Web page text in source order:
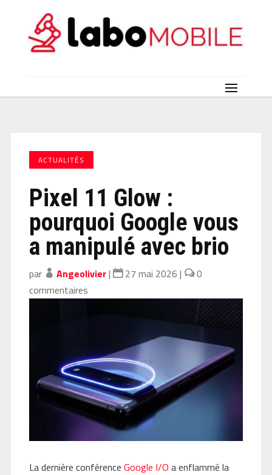
ACTUALITÉS
Pixel 11 Glow :
pourquoi Google vous
a manipulé avec brio
par Angeolivier| 27 mai 2026 |
0
commentaires
La dernière conférence Google I/O a enflammé la